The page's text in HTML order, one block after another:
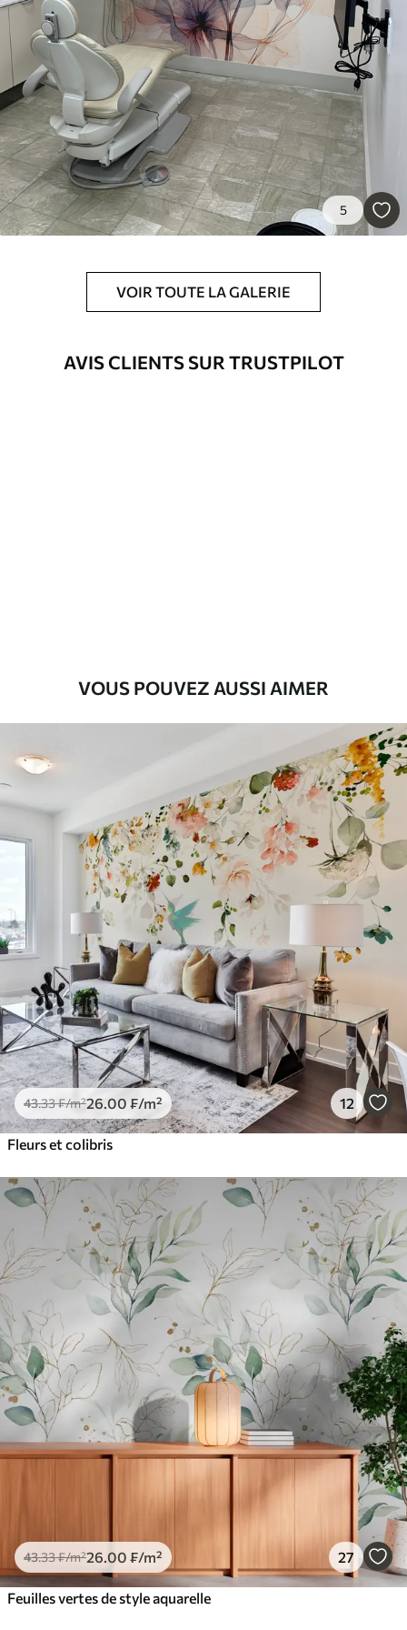
Premium
55.0033.00 ₣/m²
Vinyle Premium
63 .33 .00₣/m²
Peel and Stick
80.0048.00 ₣ /m²
5
VOIR TOUTE LA GALERIE
AVIS CLIENTS SUR TRUSTPILOT
VOUS POUVEZ AUSSI AIMER
43.33₣/m²26 .00 ₣/m² 12
Fleurs et colibris
43.33₣/m²26 .00 ₣/m² 27
Feuilles vertes de style aquarelle